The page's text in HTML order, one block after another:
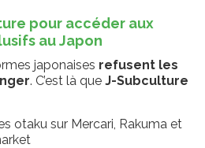
pour accéder aux
au Japon
japonaises refusent les
. C’est là que J-Subculture
otaku sur Mercari, Rakuma et